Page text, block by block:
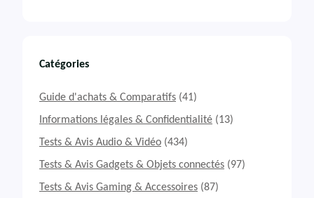
Catégories
Guide d'achats & Comparatifs (41)
Informations légales & Confidentialité (13)
Tests & Avis Audio & Vidéo (434)
Tests & Avis Gadgets & Objets connectés (97)
Tests & Avis Gaming & Accessoires (87)